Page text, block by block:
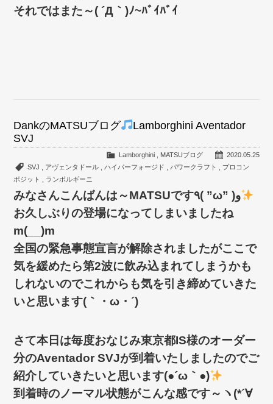
それではまた～( ´Д｀)ﾉ~ﾊﾞｲﾊﾞｲ
DankのMATSUブログ
Lamborghini Aventador
SVJ
2020.05.25
Lamborghini, MATSUブログ
SVJ , アヴェンタドール ,ハイパーフォージド ,パワークラフト , プロコン
ポジット , ランボルギーニ
みなさんこんばんは～MATSUです٩( ”ω” )و
お久しぶりの登場になってしまいましたね
m(__)m
全国の緊急事態宣言が解除されましたがここで
気を緩めたら第2波に飲み込まれてしまうかも
しれないのでこれからも気を引き締めていきた
いと思います(｀・ω・´)ゞ
さて本日は毎度おなじみ東京都IS様のオーダー
分のAventador SVJが到着いたしましたのでご
紹介していきたいと思います(●´ω｀●)
到着時のノーマル状態がこんな感です～ヽ(*´∀